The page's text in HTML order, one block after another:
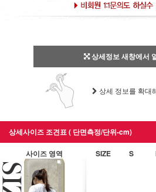
상세정보 새창에서
상세 정보를 확대
상세사이즈 조견표 ( 단면측정/단위-cm)
사이즈 영역 SIZE S